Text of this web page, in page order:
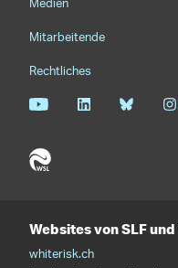
WSL-Institut für Schnee-
Sprachmenü
Kontakt